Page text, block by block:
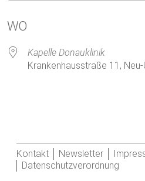
WO
Kapelle Donauklinik
Krankenhausstraße 11, Neu-
Kontakt Newsletter
Datenschutzverordnung